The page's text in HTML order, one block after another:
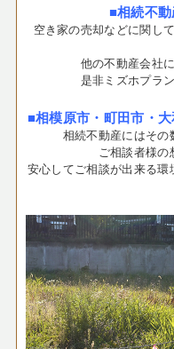
■相続不
空き家の売却などに関し
他の不動産会社
是非ミズホプラ
■相模原市・町田市・
相続不動産にはその
ご相談者様の
安心してご相談が出来る